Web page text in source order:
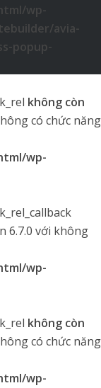
wp-
avia-
popup-
không còn
có chức năng
wp-
6.7.0 với không
wp-
không còn
có chức năng
wp-